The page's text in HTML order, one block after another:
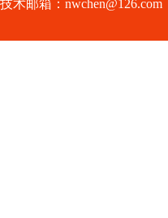
技术邮箱：nwchen@126.com